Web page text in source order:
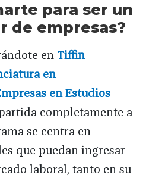
para ser un
de empresas?
en Tiffin
en
en Estudios
completamente a
se centra en
que puedan ingresar
laboral, tanto en su